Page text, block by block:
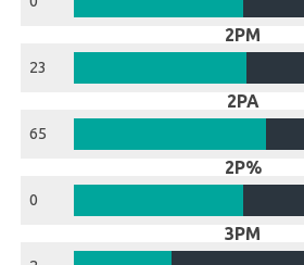
2PM
23
2PA
65
2P%
0
3PM